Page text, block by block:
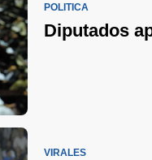
POLÍTICA
Diputados
VIRALES